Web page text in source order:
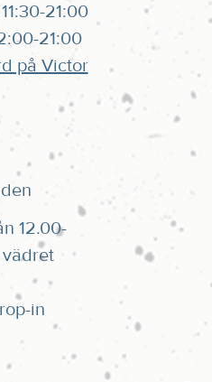
21:00
21:00
på Victor
12.00-
in